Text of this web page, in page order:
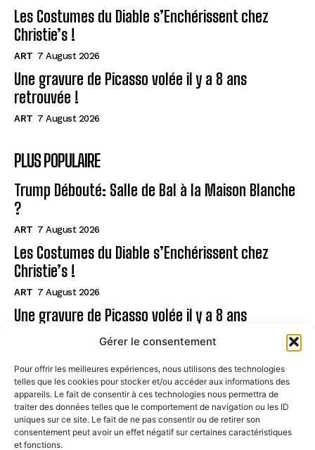
Gérer le consentement
Pour offrir les meilleures expériences, nous utilisons des technologies
telles que les cookies pour stocker et/ou accéder aux informations des
appareils. Le fait de consentir à ces technologies nous permettra de
traiter des données telles que le comportement de navigation ou les ID
uniques sur ce site. Le fait de ne pas consentir ou de retirer son
consentement peut avoir un effet négatif sur certaines caractéristiques
et fonctions.
Les Costumes du Diable s’Enchérissent chez
Christie’s !
ART 7 August 2026
Une gravure de Picasso volée il y a 8 ans
retrouvée !
ART 7 August 2026
PLUS POPULAIRE
Trump Débouté: Salle de Bal à la Maison Blanche
?
ART 7 August 2026
Les Costumes du Diable s’Enchérissent chez
Christie’s !
ART 7 August 2026
Une gravure de Picasso volée il y a 8 ans
Page
CONTACT